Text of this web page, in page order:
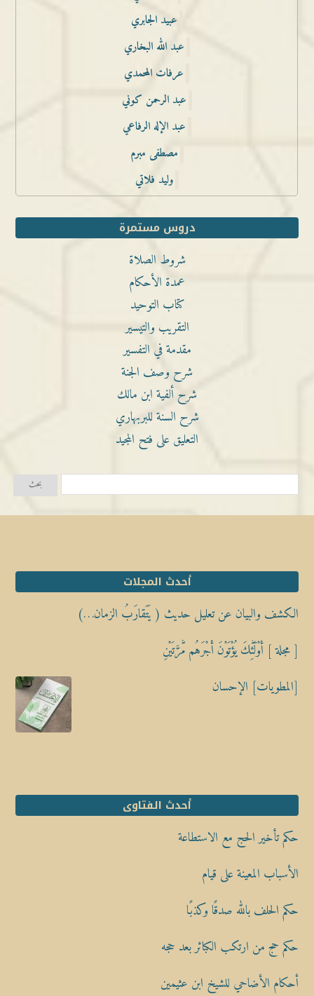
عبيد الجابري
عبد الله البخاري
عرفات المحمدي
عبد الرحمن كوني
عبد الإله الرفاعي
مصطفى مبرم
وليد فلاتي
دروس مستمرة
شروط الصلاة
عمدة الأحكام
كتاب التوحيد
التقريب والتيسير
مقدمة في التفسير
شرح وصف الجنة
شرح ألفية ابن مالك
شرح السنة للبربهاري
التعليق على فتح المجيد
أحدث المجلات
الكشف والبيان عن تعليل حديث ( يَتَقارَبُ الزمان…)
[ مجلة ] أُوْلَٰٓئِكَ يُؤْتَوْنَ أَجْرَهُم مَّرَّتَيْنِ
[المطويات] الإحسان
أحدث الفتاوى
حكم تأخير الحج مع الاستطاعة
الأسباب المعينة على قيام
حكم الحلف بالله صدقًا وكذبًا
حكم حج من ارتكب الكبائر بعد حجه
أحكام الأضاحي للشيخ ابن عثيمين